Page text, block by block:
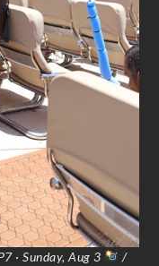
· Sunday, Aug 3
/